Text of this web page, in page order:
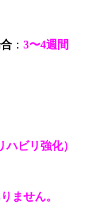
： 3〜4週間
ハビリ強化）
ません。